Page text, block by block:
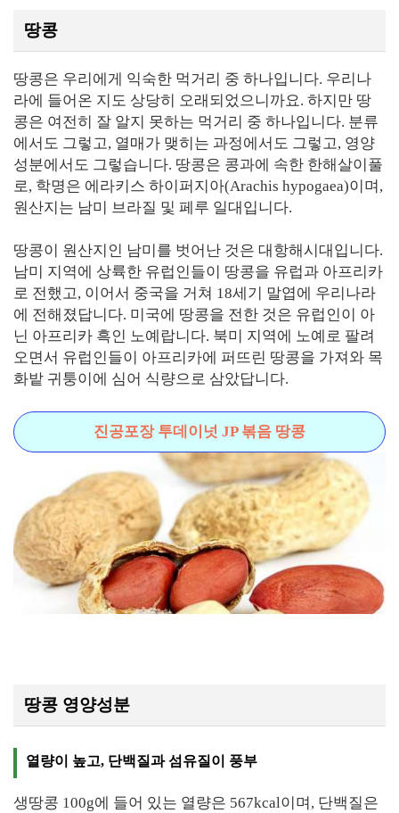
땅콩
땅콩은 우리에게 익숙한 먹거리 중 하나입니다. 우리나
라에 들어온 지도 상당히 오래되었으니까요. 하지만 땅
콩은 여전히 잘 알지 못하는 먹거리 중 하나입니다. 분류
에서도 그렇고, 열매가 맺히는 과정에서도 그렇고, 영양
성분에서도 그렇습니다. 땅콩은 콩과에 속한 한해살이풀
로, 학명은 에라키스 하이퍼지아(Arachis hypogaea)이며,
원산지는 남미 브라질 및 페루 일대입니다.
땅콩이 원산지인 남미를 벗어난 것은 대항해시대입니다.
남미 지역에 상륙한 유럽인들이 땅콩을 유럽과 아프리카
로 전했고, 이어서 중국을 거쳐 18세기 말엽에 우리나라
에 전해졌답니다. 미국에 땅콩을 전한 것은 유럽인이 아
닌 아프리카 흑인 노예랍니다. 북미 지역에 노예로 팔려
오면서 유럽인들이 아프리카에 퍼뜨린 땅콩을 가져와 목
화밭 귀퉁이에 심어 식량으로 삼았답니다.
진공포장 투데이넛 JP 볶음 땅콩
땅콩 영양성분
열량이 높고, 단백질과 섬유질이 풍부
생땅콩 100g에 들어 있는 열량은 567kcal이며, 단백질은